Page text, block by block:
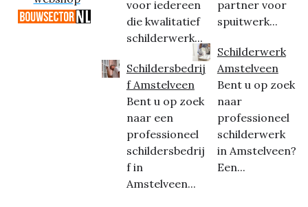
voor iedereen
die kwalitatief
schilderwerk...
Schildersbedrij
f Amstelveen
Bent u op zoek
naar een
professioneel
schildersbedrij
f in
Amstelveen...
partner voor
spuitwerk...
Schilderwerk
Amstelveen
Bent u op zoek
naar
professioneel
schilderwerk
in Amstelveen?
Een...